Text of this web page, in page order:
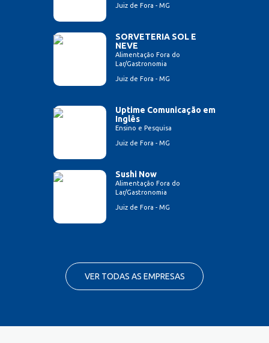
Juiz de Fora - MG
SORVETERIA SOL E
NEVE
Alimentação Fora do
Lar/Gastronomia
Juiz de Fora - MG
Uptime Comunicação em
Inglês
Ensino e Pesquisa
Juiz de Fora - MG
Sushi Now
Alimentação Fora do
Lar/Gastronomia
Juiz de Fora - MG
VER TODAS AS EMPRESAS